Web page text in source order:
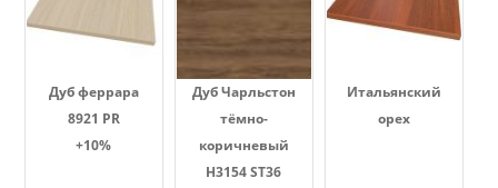
Дуб феррара
8921 PR
+10%
Дуб Чарльстон
тёмно-
коричневый
H3154 ST36
Итальянский
орех